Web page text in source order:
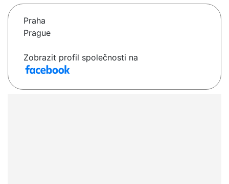
Praha
Prague
Zobrazit profil společnosti na